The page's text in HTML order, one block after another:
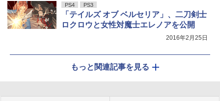
PS4 PS3
「テイルズ オブ ベルセリア」、二刀剣士
ロクロウと女性対魔士エレノアを公開
2016年2月25日
もっと関連記事を見る